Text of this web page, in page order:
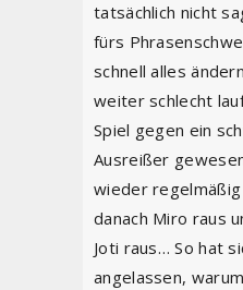
tatsächlich nicht
fürs
schnell alles
weiter schlecht
Spiel gegen ein
Ausreißer
wieder
danach Miro raus
Joti raus… So hat
angelassen,